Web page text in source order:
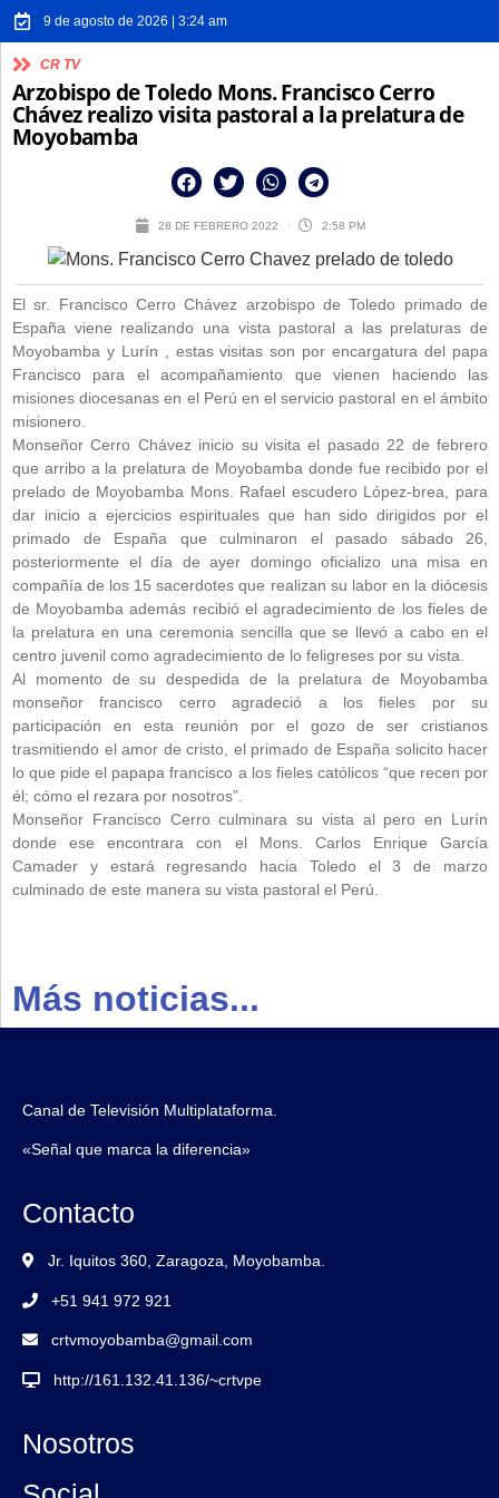
9 de agosto de 2026 | 3:24 am
CR TV
Arzobispo de Toledo Mons. Francisco Cerro
Chávez realizo visita pastoral a la prelatura de
Moyobamba
28 DE FEBRERO 2022 2:58 PM
El sr. Francisco Cerro Chávez arzobispo de Toledo primado de
España viene realizando una vista pastoral a las prelaturas de
Moyobamba y Lurín , estas visitas son por encargatura del papa
Francisco para el acompañamiento que vienen haciendo las
misiones diocesanas en el Perú en el servicio pastoral en el ámbito
misionero.
Monseñor Cerro Chávez inicio su visita el pasado 22 de febrero
que arribo a la prelatura de Moyobamba donde fue recibido por el
prelado de Moyobamba Mons. Rafael escudero López-brea, para
dar inicio a ejercicios espirituales que han sido dirigidos por el
primado de España que culminaron el pasado sábado 26,
posteriormente el día de ayer domingo oficializo una misa en
compañía de los 15 sacerdotes que realizan su labor en la diócesis
de Moyobamba además recibió el agradecimiento de los fieles de
la prelatura en una ceremonia sencilla que se llevó a cabo en el
centro juvenil como agradecimiento de lo feligreses por su vista.
Al momento de su despedida de la prelatura de Moyobamba
monseñor francisco cerro agradeció a los fieles por su
participación en esta reunión por el gozo de ser cristianos
trasmitiendo el amor de cristo, el primado de España solicito hacer
lo que pide el papapa francisco a los fieles católicos “que recen por
él; cómo el rezara por nosotros”.
Monseñor Francisco Cerro culminara su vista al pero en Lurín
donde ese encontrara con el Mons. Carlos Enrique García
Camader y estará regresando hacia Toledo el 3 de marzo
culminado de este manera su vista pastoral el Perú.
Más noticias...
Canal de Televisión Multiplataforma.
«Señal que marca la diferencia»
Contacto
Jr. Iquitos 360, Zaragoza, Moyobamba.
+51 941 972 921
crtvmoyobamba@gmail.com
http://161.132.41.136/~crtvpe
Nosotros